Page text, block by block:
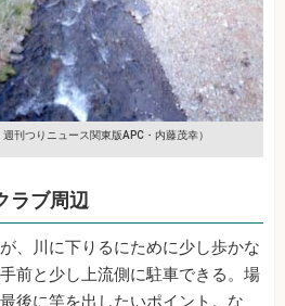
週刊つりニュース関東版APC・内藤茂幸）
ラブ周辺
、川に下りるにために少し歩かな
前と少し上流側に駐車できる。場
後に竿を出したいポイント。な